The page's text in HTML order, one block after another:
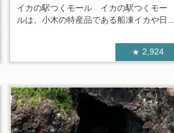
イカの駅つくモール イカの駅つくモー
ルは、小木の特産品である船凍イカや日...
2,924